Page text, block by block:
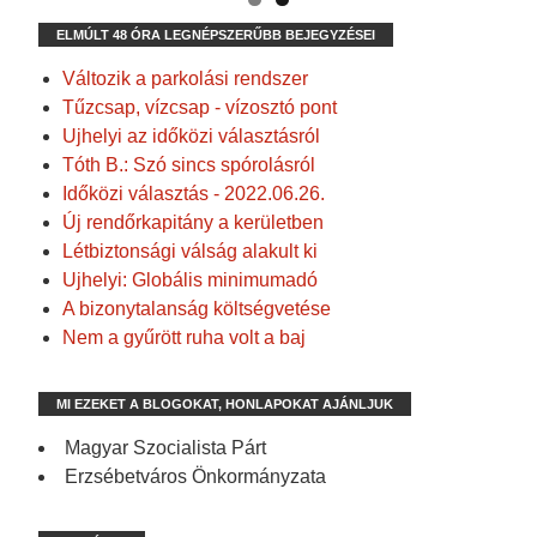
ELMÚLT 48 ÓRA LEGNÉPSZERŰBB BEJEGYZÉSEI
Változik a parkolási rendszer
Tűzcsap, vízcsap - vízosztó pont
Ujhelyi az időközi választásról
Tóth B.: Szó sincs spórolásról
Időközi választás - 2022.06.26.
Új rendőrkapitány a kerületben
Létbiztonsági válság alakult ki
Ujhelyi: Globális minimumadó
A bizonytalanság költségvetése
Nem a gyűrött ruha volt a baj
MI EZEKET A BLOGOKAT, HONLAPOKAT AJÁNLJUK
Magyar Szocialista Párt
Erzsébetváros Önkormányzata